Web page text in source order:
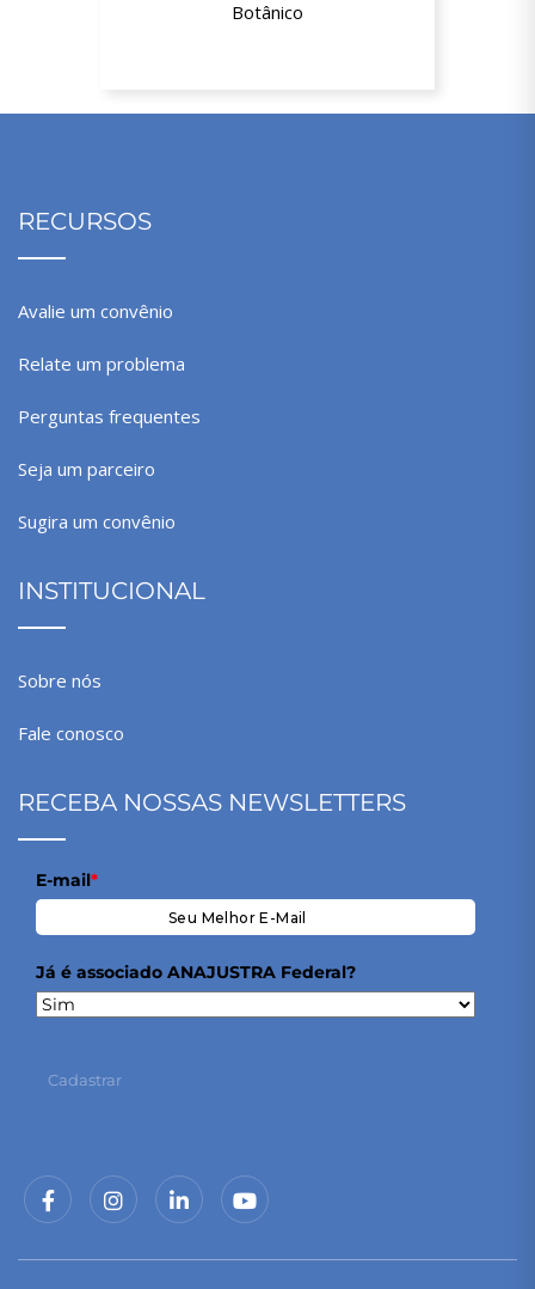
Botânico
RECURSOS
Avalie um convênio
Relate um problema
Perguntas frequentes
Seja um parceiro
Sugira um convênio
INSTITUCIONAL
Sobre nós
Fale conosco
RECEBA NOSSAS NEWSLETTERS
E-mail*
Já é associado ANAJUSTRA Federal?
Cadastrar